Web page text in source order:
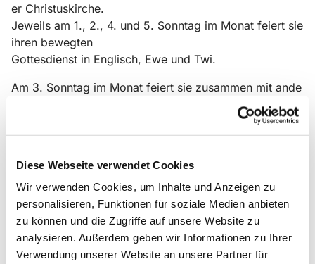
Diese Webseite verwendet Cookies
Wir verwenden Cookies, um Inhalte und Anzeigen zu
personalisieren, Funktionen für soziale Medien anbieten
zu können und die Zugriffe auf unsere Website zu
analysieren. Außerdem geben wir Informationen zu Ihrer
Verwendung unserer Website an unsere Partner für
er Christuskirche.
Jeweils am 1., 2., 4. und 5. Sonntag im Monat feiert sie
ihren bewegten
Gottesdienst in Englisch, Ewe und Twi.
Am 3. Sonntag im Monat feiert sie zusammen mit ande
Christuskirche "The whole world in wordship" - den Int
ernationalen